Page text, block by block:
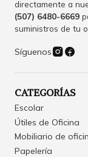
directamente a
(507) 6480-6669
suministros de tu
Síguenos
CATEGORÍAS
Escolar
Útiles de Oficina
Mobiliario de
Papelería